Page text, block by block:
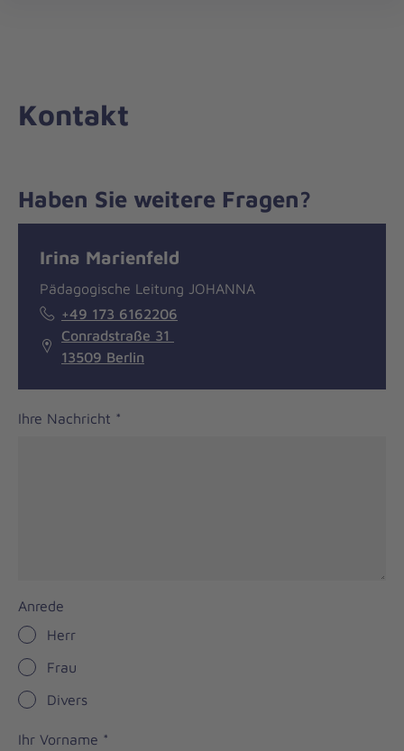
zum
Kontakt
Haben Sie weitere Fragen?
Irina Marienfeld
Pädagogische Leitung JOHANNA
+49 173 6162206
Conradstraße 31
13509 Berlin
Ihre Nachricht *
Anrede
Herr
Frau
Divers
Ihr Vorname *